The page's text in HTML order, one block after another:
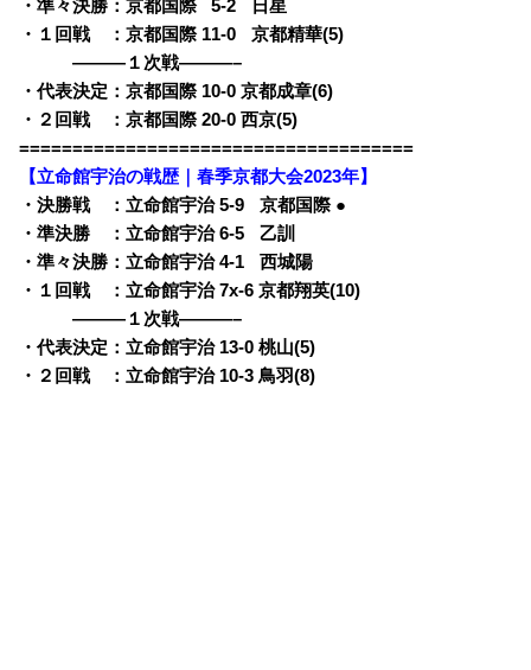
・準々決勝：京都国際
05-2
日星
・１回戦 ：京都国際 11-0
q京都精華(5)
———１次戦———–
・代表決定：京都国際 10-0 京都成章(6)
・２回戦 ：京都国際 20-0 西京(5)
=====================================
【立命館宇治の戦歴｜春季京都大会2023年】
・決勝戦 ：立命館宇治 5-9
q京都国際 ●
・準決勝 ：立命館宇治 6-5
q乙訓
・準々決勝：立命館宇治 4-1
q西城陽
・１回戦 ：立命館宇治 7x-6 京都翔英(10)
———１次戦———–
・代表決定：立命館宇治 13-0 桃山(5)
・２回戦 ：立命館宇治 10-3 鳥羽(8)